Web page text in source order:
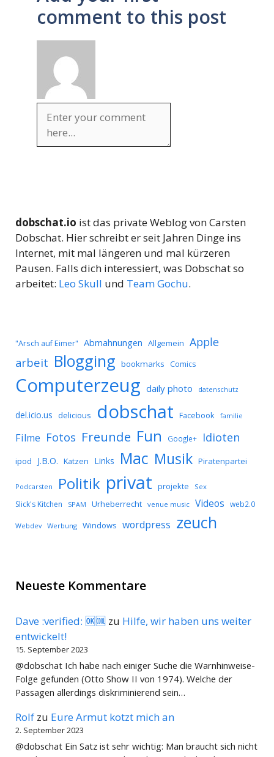
comment to this post
dobschat.io ist das private Weblog von Carsten
Dobschat. Hier schreibt er seit Jahren Dinge ins
Internet, mit mal längeren und mal kürzeren
Pausen. Falls dich interessiert, was Dobschat so
arbeitet: Leo Skull und Team Gochu.
"Arsch auf Eimer" Abmahnungen Allgemein Apple
arbeit Blogging bookmarks Comics
Computerzeug daily photo datenschutz
del.icio.us delicious dobschat Facebook familie
Filme Fotos Freunde Fun Google+ Idioten
ipod J.B.O. Katzen Links Mac Musik Piratenpartei
Podcarsten Politik privat projekte Sex
Slick's Kitchen SPAM Urheberrecht venue music Videos web2.0
Webdev Werbung Windows wordpress zeuch
Neueste Kommentare
Dave :verified: 🆗🆒 zu Hilfe, wir haben uns weiter
entwickelt!
15. September 2023
@dobschat Ich habe nach einiger Suche die Warnhinweise-
Folge gefunden (Otto Show II von 1974). Welche der
Passagen allerdings diskriminierend sein…
Rolf zu Eure Armut kotzt mich an
2. September 2023
@dobschat Ein Satz ist sehr wichtig: Man braucht sich nicht